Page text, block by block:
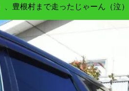
、豊根村まで走ったじゃーん（泣